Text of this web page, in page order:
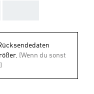
(Wenn du sonst